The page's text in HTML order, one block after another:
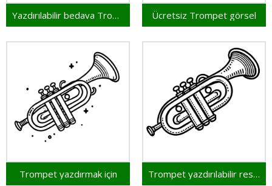
Yazdırılabilir bedava Trompet Ücretsiz Trompet görsel
Trompet yazdırmak için Trompet yazdırılabilir resim